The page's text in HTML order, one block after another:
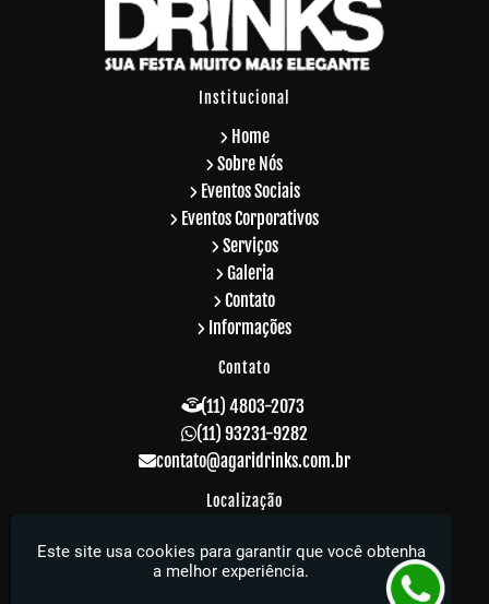
Institucional
Home
Sobre Nós
Eventos Sociais
Eventos Corporativos
Serviços
Galeria
Contato
Informações
Contato
(11) 4803-2073
(11) 93231-9282
contato@agaridrinks.com.br
Localização
R. Acre, 229 - Vila Rosalia - Guarulhos / SP -
CEP: 07064-010
Este site usa cookies para garantir que você obtenha
a melhor experiência.